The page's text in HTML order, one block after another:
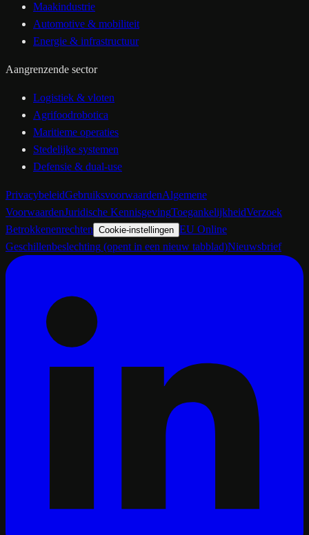
Maakindustrie
Automotive & mobiliteit
Energie & infrastructuur
Aangrenzende sector
Logistiek & vloten
Agrifoodrobotica
Maritieme operaties
Stedelijke systemen
Defensie & dual-use
PrivacybeleidGebruiksvoorwaardenAlgemene
VoorwaardenJuridische KennisgevingToegankelijkheidVerzoek
Betrokkenenrechten Cookie-instellingen EU Online
Geschillenbeslechting (opent in een nieuw tabblad)Nieuwsbrief